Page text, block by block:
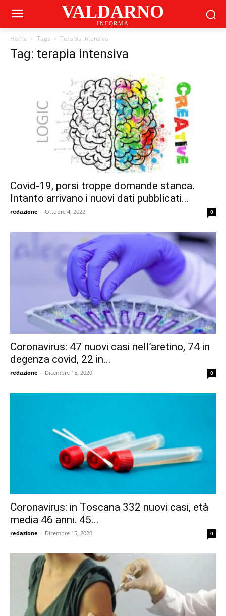
VALDARNO
INFORMA
Home Tags Terapia intensiva
Tag: terapia intensiva
Covid-19, porsi troppe domande stanca.
Intanto arrivano i nuovi dati pubblicati...
redazione - Ottobre 4, 2022 0
Coronavirus: 47 nuovi casi nell’aretino, 74 in
degenza covid, 22 in...
redazione - Dicembre 15, 2020 0
Coronavirus: in Toscana 332 nuovi casi, età
media 46 anni. 45...
redazione - Dicembre 15, 2020 0